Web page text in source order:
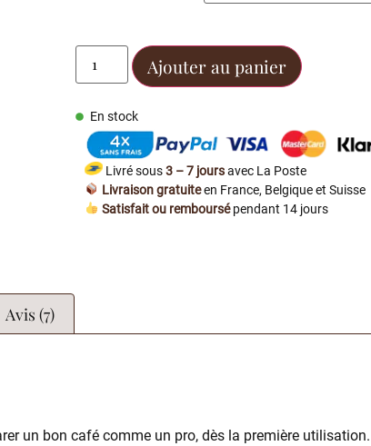
Ajouter au panier
En stock
Livré sous3 – 7 joursavec La Poste
Livraison gratuiteen France, Belgique et Suisse
Satisfait ou remboursépendant 14 jours
Avis (7)
un bon café comme un pro, dès la première utilisation.